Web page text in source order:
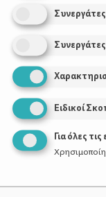
Συνεργάτες
Ειδικοί
Για όλες